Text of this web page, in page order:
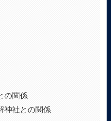
の関係
神社との関係